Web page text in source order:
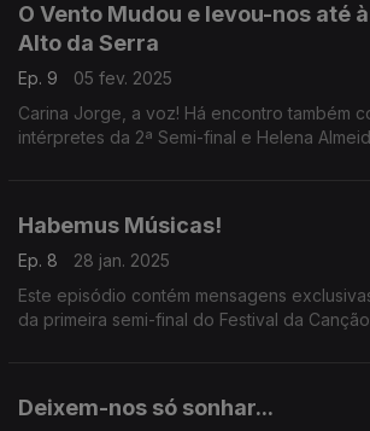
O Vento Mudou e levou-nos até
Alto da Serra
Ep. 9
05 fev. 2025
Carina Jorge, a voz! Há encontro também
intérpretes da 2ª Semi-final e Helena
Habemus Músicas!
Ep. 8
28 jan. 2025
Este episódio contém mensagens
da primeira semi-final do Festival da
Deixem-nos só sonhar...